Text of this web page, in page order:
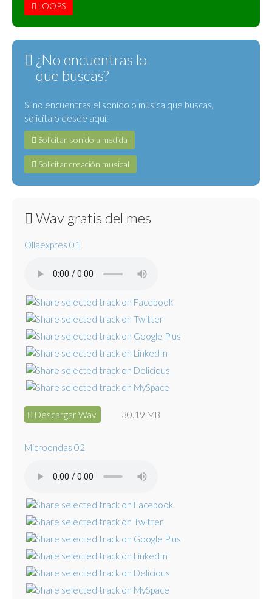
LOOPS
¿No encuentras lo
que buscas?
Si no encuentras el sonido o música que buscas,
solicítalo desde aquí:
Solicitar sonido a medida
Solicitar creación musical
Wav gratis del mes
Ollaexpres 01
Descargar Wav 30.19 MB
Microondas 02